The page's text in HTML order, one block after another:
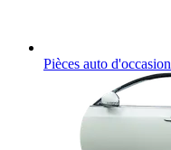
Pièces auto d'occasion